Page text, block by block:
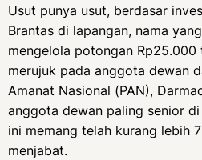
Usut punya usut, berdasar
Brantas di lapangan, nama
mengelola potongan Rp25.000
merujuk pada anggota dewan
Amanat Nasional (PAN),
anggota dewan paling senior di
ini memang telah kurang lebih
menjabat.